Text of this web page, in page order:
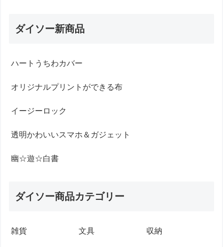
ダイソー新商品
ハートうちわカバー
オリジナルプリントができる布
イージーロック
透明かわいいスマホ＆ガジェット
幽☆遊☆白書
ダイソー商品カテゴリー
雑貨 文具 収納